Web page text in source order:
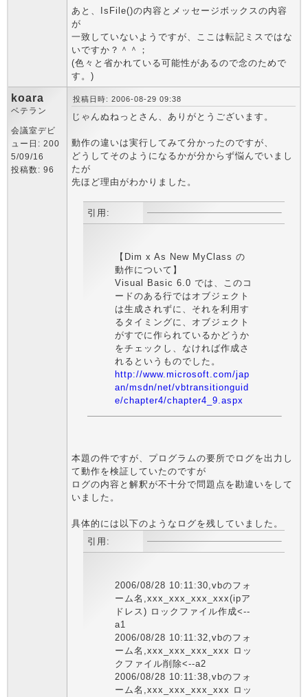
あと、IsFile()の内容とメッセージボックスの内容
が
一致していないようですが、ここは転記ミスではな
いですか？＾＾；
(色々と省かれている可能性があるので念のためで
す。)
koara
ベテラン
会議室デビ
ュー日: 200
5/09/16
投稿数: 96
投稿日時: 2006-08-29 09:38
じゃんぬねっとさん、ありがとうございます。
動作の違いは実行してみて分かったのですが、
どうしてそのようになるかが分からず悩んでいまし
たが
先ほど理由がわかりました。
引用:
【Dim x As New MyClass の
動作について】
Visual Basic 6.0 では、このコ
ードのある行ではオブジェクト
は生成されずに、それを利用す
るタイミングに、オブジェクト
がすでに作られているかどうか
をチェックし、なければ作成さ
れるというものでした。
http://www.microsoft.com/jap
an/msdn/net/vbtransitionguid
e/chapter4/chapter4_9.aspx
本題の件ですが、プログラムの要所でログを出力し
て動作を検証していたのですが
ログの内容と解釈が不十分で問題点を勘違いをして
いました。
具体的には以下のようなログを残していました。
引用:
2006/08/28 10:11:30,vbのフォ
ーム名,xxx_xxx_xxx_xxx(ipア
ドレス) ロックファイル作成<--
a1
2006/08/28 10:11:32,vbのフォ
ーム名,xxx_xxx_xxx_xxx ロッ
クファイル削除<--a2
2006/08/28 10:11:38,vbのフォ
ーム名,xxx_xxx_xxx_xxx ロッ